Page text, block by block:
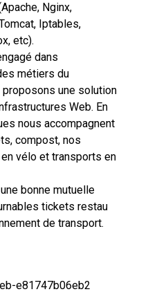
Nginx,
Iptables,
etc).
dans
métiers du
une solution
Web. En
nous accompagnent
compost, nos
vélo et transports en
bonne mutuelle
tickets restau
de transport.
e81747b06eb2